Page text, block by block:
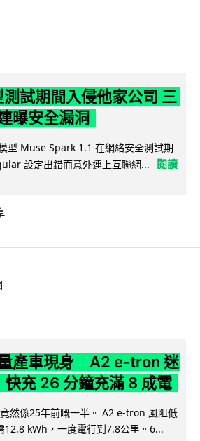
試期間入侵他家公司 三
曝安全漏洞
型 Muse Spark 1.1 在網絡安全測試期
設定出錯而意外連上互聯網...
閱讀
產車現身 A2 e-tron 迷
充 26 分鐘充滿 8 成電
然係25年前嘅一半。 A2 e-tron 風阻低
12.8 kWh，一度電行到7.8公里。6...